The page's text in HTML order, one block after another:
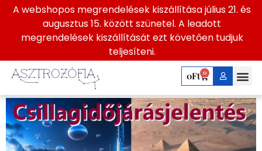
A webshopos megrendelések kiszállítása július 21. és
augusztus 15. között szünetel. A leadott
megrendelések kiszállítását ezt követően tudjuk
teljesíteni.
0Ft 0
2024. november 4 –
10.